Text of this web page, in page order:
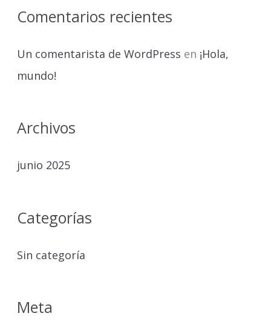
o
r
Comentarios recientes
Un comentarista de WordPress en ¡Hola,
mundo!
Archivos
junio 2025
Categorías
Sin categoría
Meta